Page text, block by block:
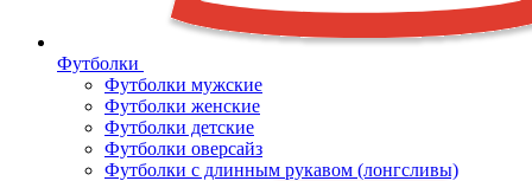
Футболки
Футболки мужские
Футболки женские
Футболки детские
Футболки оверсайз
Футболки с длинным рукавом (лонгсливы)